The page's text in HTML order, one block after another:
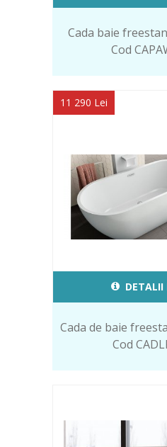
Cada baie
Cod
11 290 Lei
DETALII
Cada de baie
Cod